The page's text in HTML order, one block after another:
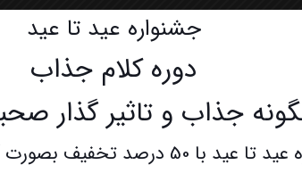
جشنواره عید تا عید
دوره کلام جذاب
جذاب و تاثیر گذار
تخفیف بصورت آنلاین برگزار میشود.